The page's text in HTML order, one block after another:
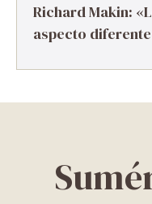
Richard Makin:
aspecto